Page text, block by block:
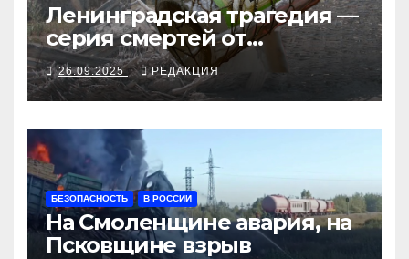
Ленинградская трагедия —
серия смертей от
алкосуррогата
26.09.2025 РЕДАКЦИЯ
БЕЗОПАСНОСТЬ В РОССИИ
На Смоленщине авария, на
Псковщине взрыв